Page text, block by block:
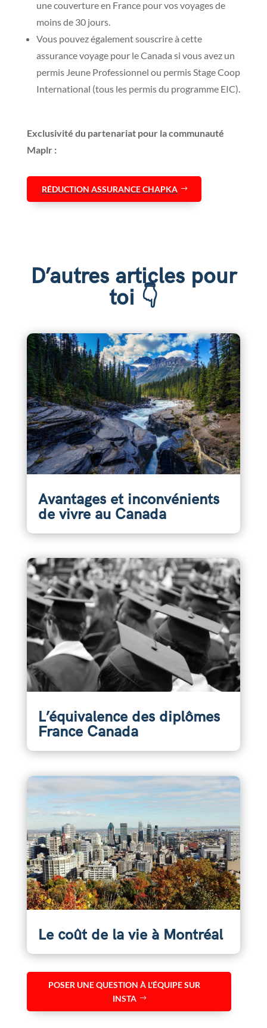
une couverture en France pour vos voyages de
moins de 30 jours.
Vous pouvez également souscrire à cette
assurance voyage pour le Canada si vous avez un
permis Jeune Professionnel ou permis Stage Coop
International (tous les permis du programme EIC).
Exclusivité du partenariat pour la communauté
Maplr :
RÉDUCTION ASSURANCE CHAPKA
D’autres articles pour
toi 👇
Avantages et inconvénients
de vivre au Canada
L’équivalence des diplômes
France Canada
Le coût de la vie à Montréal
POSER UNE QUESTION À L'ÉQUIPE SUR
INSTA